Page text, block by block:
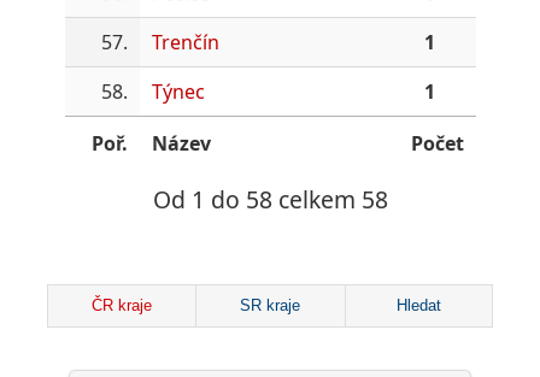
57.
Trenčín
1
58.
Týnec
1
Poř.
Název Počet
Od 1 do 58 celkem 58
ČR kraje SR kraje Hledat